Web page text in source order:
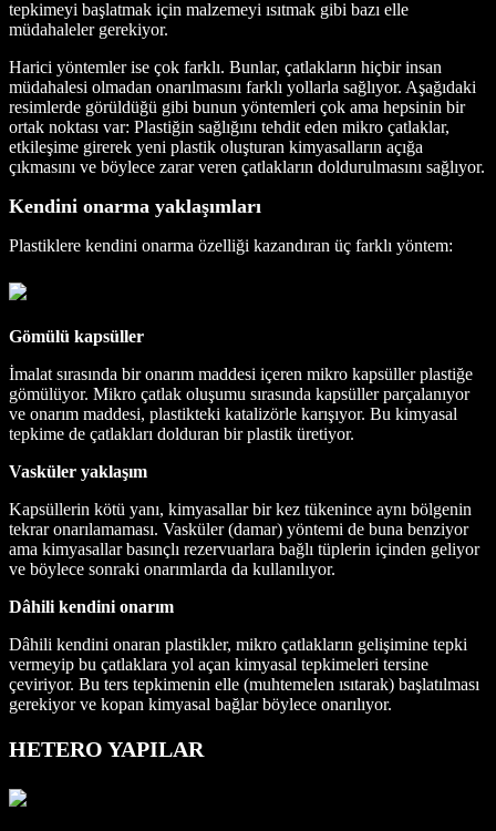
tepkimeyi başlatmak için malzemeyi ısıtmak gibi bazı elle
müdahaleler gerekiyor.
Harici yöntemler ise çok farklı. Bunlar, çatlakların hiçbir insan
müdahalesi olmadan onarılmasını farklı yollarla sağlıyor. Aşağıdaki
resimlerde görüldüğü gibi bunun yöntemleri çok ama hepsinin bir
ortak noktası var: Plastiğin sağlığını tehdit eden mikro çatlaklar,
etkileşime girerek yeni plastik oluşturan kimyasalların açığa
çıkmasını ve böylece zarar veren çatlakların doldurulmasını sağlıyor.
Kendini onarma yaklaşımları
Plastiklere kendini onarma özelliği kazandıran üç farklı yöntem:
Gömülü kapsüller
İmalat sırasında bir onarım maddesi içeren mikro kapsüller plastiğe
gömülüyor. Mikro çatlak oluşumu sırasında kapsüller parçalanıyor
ve onarım maddesi, plastikteki katalizörle karışıyor. Bu kimyasal
tepkime de çatlakları dolduran bir plastik üretiyor.
Vasküler yaklaşım
Kapsüllerin kötü yanı, kimyasallar bir kez tükenince aynı bölgenin
tekrar onarılamaması. Vasküler (damar) yöntemi de buna benziyor
ama kimyasallar basınçlı rezervuarlara bağlı tüplerin içinden geliyor
ve böylece sonraki onarımlarda da kullanılıyor.
Dâhili kendini onarım
Dâhili kendini onaran plastikler, mikro çatlakların gelişimine tepki
vermeyip bu çatlaklara yol açan kimyasal tepkimeleri tersine
çeviriyor. Bu ters tepkimenin elle (muhtemelen ısıtarak) başlatılması
gerekiyor ve kopan kimyasal bağlar böylece onarılıyor.
HETERO YAPILAR